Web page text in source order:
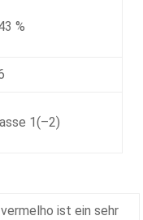
%
1(–2)
ist ein sehr